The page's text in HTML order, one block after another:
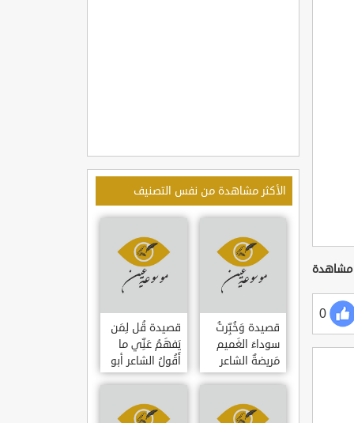
0
الأكثر مشاهدة من نفس التصنيف
قصيدة وَخُبِّرتُ
سوداءَ الغَميم
مَريضةٌ الشاعر
العوام بن عقبة
قصيدة قُل لِمَن
يَفهَمُ عَنِّي ما
أَقُولُ الشاعر أبو
حامد الغزالي